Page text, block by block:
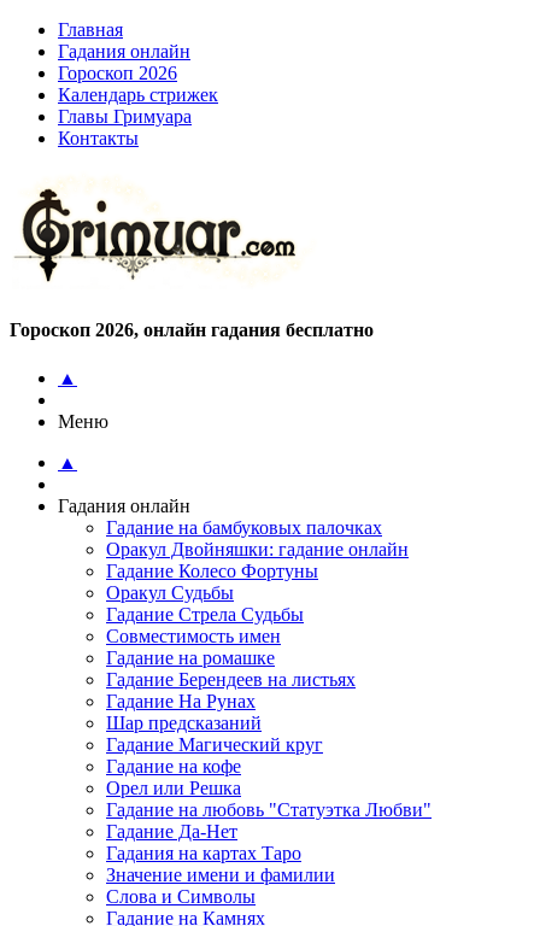
Главная
Гадания онлайн
Гороскоп 2026
Календарь стрижек
Главы Гримуара
Контакты
Гороскоп 2026, онлайн гадания бесплатно
▲
Меню
▲
Гадания онлайн
Гадание на бамбуковых палочках
Оракул Двойняшки: гадание онлайн
Гадание Колесо Фортуны
Оракул Судьбы
Гадание Стрела Судьбы
Совместимость имен
Гадание на ромашке
Гадание Берендеев на листьях
Гадание На Рунах
Шар предсказаний
Гадание Магический круг
Гадание на кофе
Орел или Решка
Гадание на любовь "Статуэтка Любви"
Гадание Да-Нет
Гадания на картах Таро
Значение имени и фамилии
Слова и Символы
Гадание на Камнях